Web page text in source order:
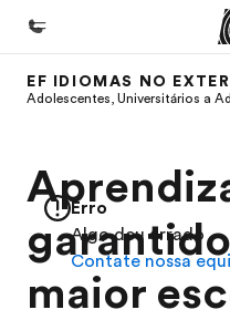
Início
Programas
Saiba tudo que oferecemos
Lojas
Encontre uma loja
EF IDIOMAS NO
Adolescentes, Universitários a
maior
Erro
Algo deu errado
Contate nossa